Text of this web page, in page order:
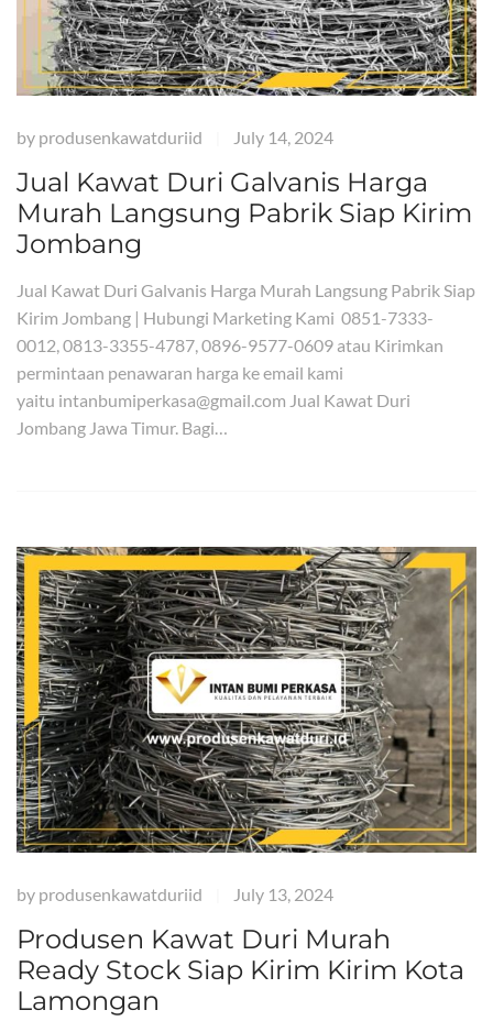
by produsenkawatduriid July 14, 2024
Jual Kawat Duri Galvanis Harga
Murah Langsung Pabrik Siap Kirim
Jombang
Jual Kawat Duri Galvanis Harga Murah Langsung Pabrik Siap
Kirim Jombang | Hubungi Marketing Kami 0851-7333-
0012, 0813-3355-4787, 0896-9577-0609 atau Kirimkan
permintaan penawaran harga ke email kami
yaitu intanbumiperkasa@gmail.com Jual Kawat Duri
Jombang Jawa Timur. Bagi…
by produsenkawatduriid July 13, 2024
Produsen Kawat Duri Murah
Ready Stock Siap Kirim Kirim Kota
Lamongan